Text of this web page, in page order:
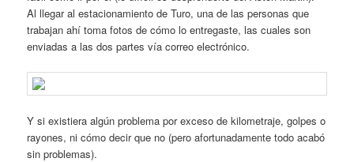
Al llegar al estacionamiento de Turo, una de las personas que
trabajan ahí toma fotos de cómo lo entregaste, las cuales son
enviadas a las dos partes vía correo electrónico.
Y si existiera algún problema por exceso de kilometraje, golpes o
rayones, ni cómo decir que no (pero afortunadamente todo acabó
sin problemas).